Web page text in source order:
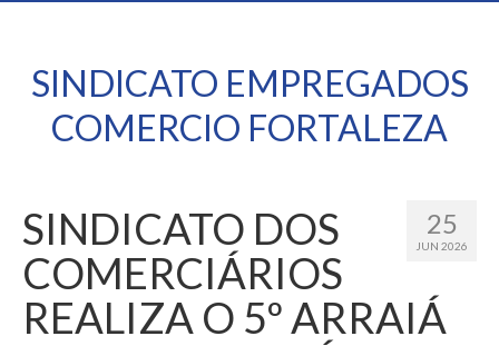
SINDICATO EMPREGADOS
COMERCIO FORTALEZA
25
JUN 2026
SINDICATO DOS
COMERCIÁRIOS
REALIZA O 5º ARRAIÁ